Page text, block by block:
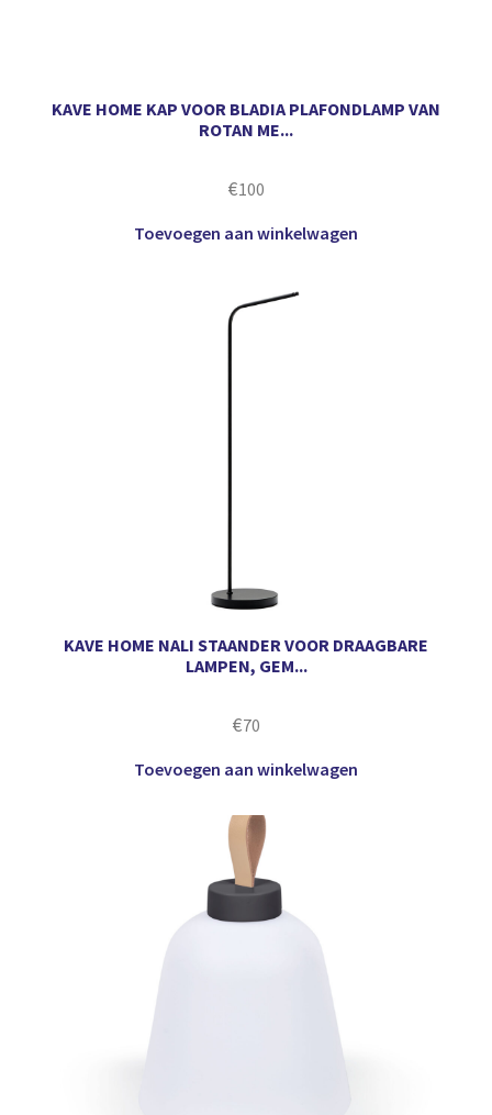
KAVE HOME KAP VOOR BLADIA PLAFONDLAMP VAN
ROTAN ME...
€100
Toevoegen aan winkelwagen
KAVE HOME NALI STAANDER VOOR DRAAGBARE
LAMPEN, GEM...
€70
Toevoegen aan winkelwagen